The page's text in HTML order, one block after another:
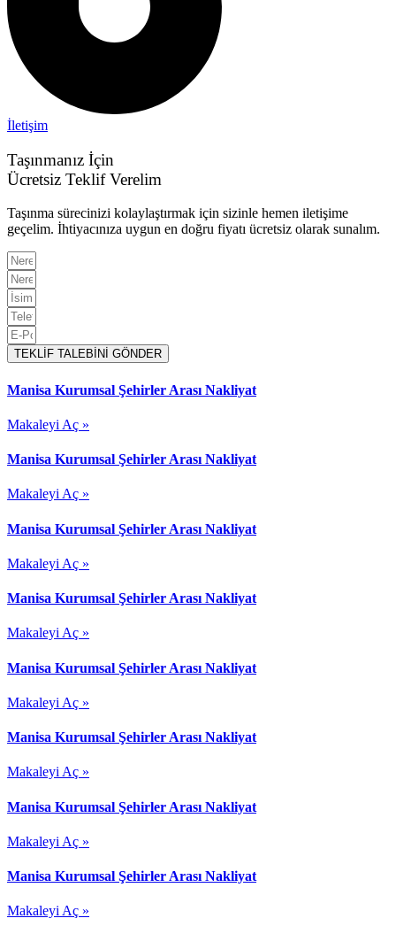
İletişim
Taşınmanız İçin
Ücretsiz Teklif Verelim
Taşınma sürecinizi kolaylaştırmak için sizinle hemen iletişime
geçelim. İhtiyacınıza uygun en doğru fiyatı ücretsiz olarak sunalım.
TEKLİF TALEBİNİ GÖNDER
Manisa Kurumsal Şehirler Arası Nakliyat
Makaleyi Aç »
Manisa Kurumsal Şehirler Arası Nakliyat
Makaleyi Aç »
Manisa Kurumsal Şehirler Arası Nakliyat
Makaleyi Aç »
Manisa Kurumsal Şehirler Arası Nakliyat
Makaleyi Aç »
Manisa Kurumsal Şehirler Arası Nakliyat
Makaleyi Aç »
Manisa Kurumsal Şehirler Arası Nakliyat
Makaleyi Aç »
Manisa Kurumsal Şehirler Arası Nakliyat
Makaleyi Aç »
Manisa Kurumsal Şehirler Arası Nakliyat
Makaleyi Aç »